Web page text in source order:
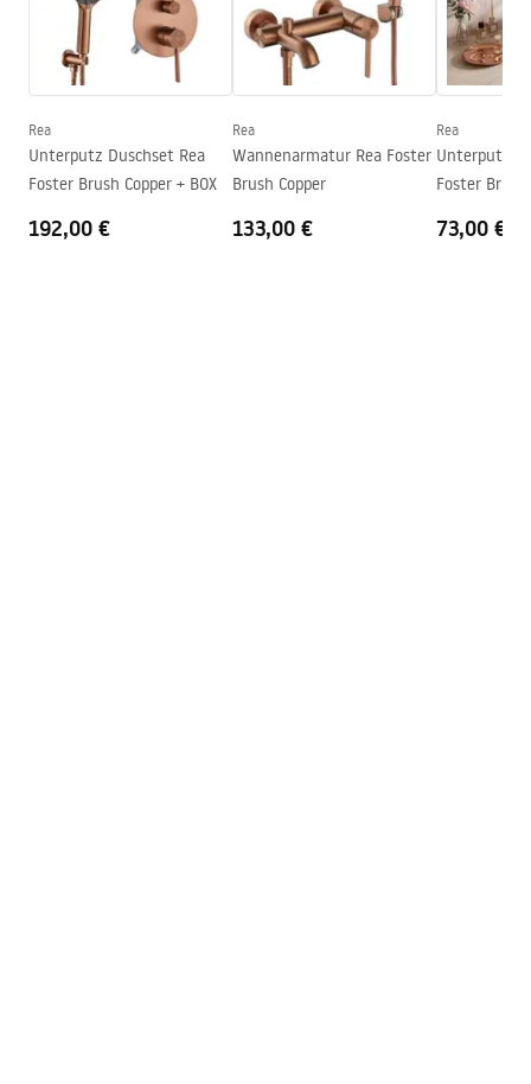
Auslauf Reichweite
120 mm
Höhe
182mm
Beschichtungstechnologie
PVD
Anschuss Durchmesser
Garantie
5 jahre
Montageanleitung
faucet.pdf
Sicherheitsinformationen
Rea
Unterputz Duschset Rea
Foster Brush Copper + BOX
192,00 €
Rea
Wannenarmatur Rea Foster
Brush Copper
133,00 €
Rea
Unterputz
Foster Brush
73,00 €